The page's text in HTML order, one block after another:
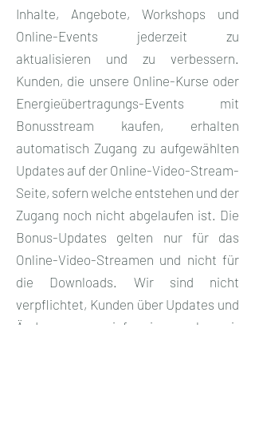
Inhalte, Angebote, Workshops und
Online-Events jederzeit zu
aktualisieren und zu verbessern.
Kunden, die unsere Online-Kurse oder
Energieübertragungs-Events mit
Bonusstream kaufen, erhalten
automatisch Zugang zu aufgewählten
Updates auf der Online-Video-Stream-
Seite, sofern welche entstehen und der
Zugang noch nicht abgelaufen ist. Die
Bonus-Updates gelten nur für das
Online-Video-Streamen und nicht für
die Downloads. Wir sind nicht
verpflichtet, Kunden über Updates und
Änderungen zu informieren, aber wir